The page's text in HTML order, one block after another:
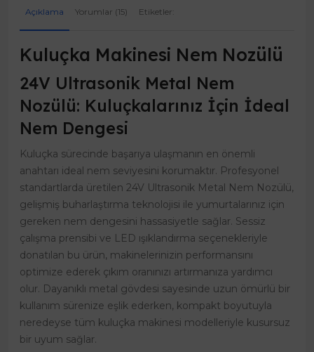
Açıklama Yorumlar (15) Etiketler:
Kuluçka Makinesi Nem Nozülü
24V Ultrasonik Metal Nem
Nozülü: Kuluçkalarınız İçin İdeal
Nem Dengesi
Kuluçka sürecinde başarıya ulaşmanın en önemli
anahtarı ideal nem seviyesini korumaktır. Profesyonel
standartlarda üretilen 24V Ultrasonik Metal Nem Nozülü,
gelişmiş buharlaştırma teknolojisi ile yumurtalarınız için
gereken nem dengesini hassasiyetle sağlar. Sessiz
çalışma prensibi ve LED ışıklandırma seçenekleriyle
donatılan bu ürün, makinelerinizin performansını
optimize ederek çıkım oranınızı artırmanıza yardımcı
olur. Dayanıklı metal gövdesi sayesinde uzun ömürlü bir
kullanım sürenize eşlik ederken, kompakt boyutuyla
neredeyse tüm kuluçka makinesi modelleriyle kusursuz
bir uyum sağlar.